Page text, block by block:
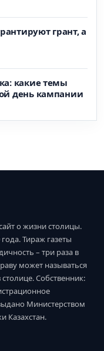
грант, а
какие темы
день кампании
о жизни столицы.
года. Тираж газеты
– три раза в
может называться
Собственник:
Министерством
Казахстан.